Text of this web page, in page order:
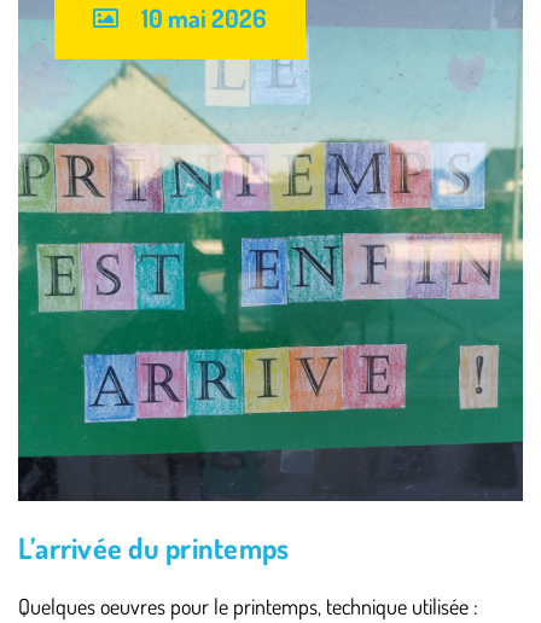
10 mai 2026
L’arrivée du printemps
Quelques oeuvres pour le printemps, technique utilisée :